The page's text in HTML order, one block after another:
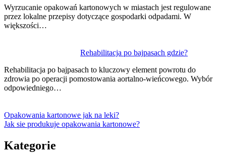
Wyrzucanie opakowań kartonowych w miastach jest regulowane
przez lokalne przepisy dotyczące gospodarki odpadami. W
większości…
Rehabilitacja po bajpasach gdzie?
Rehabilitacja po bajpasach to kluczowy element powrotu do
zdrowia po operacji pomostowania aortalno-wieńcowego. Wybór
odpowiedniego…
Opakowania kartonowe jak na leki?
Jak sie produkuje opakowania kartonowe?
Kategorie